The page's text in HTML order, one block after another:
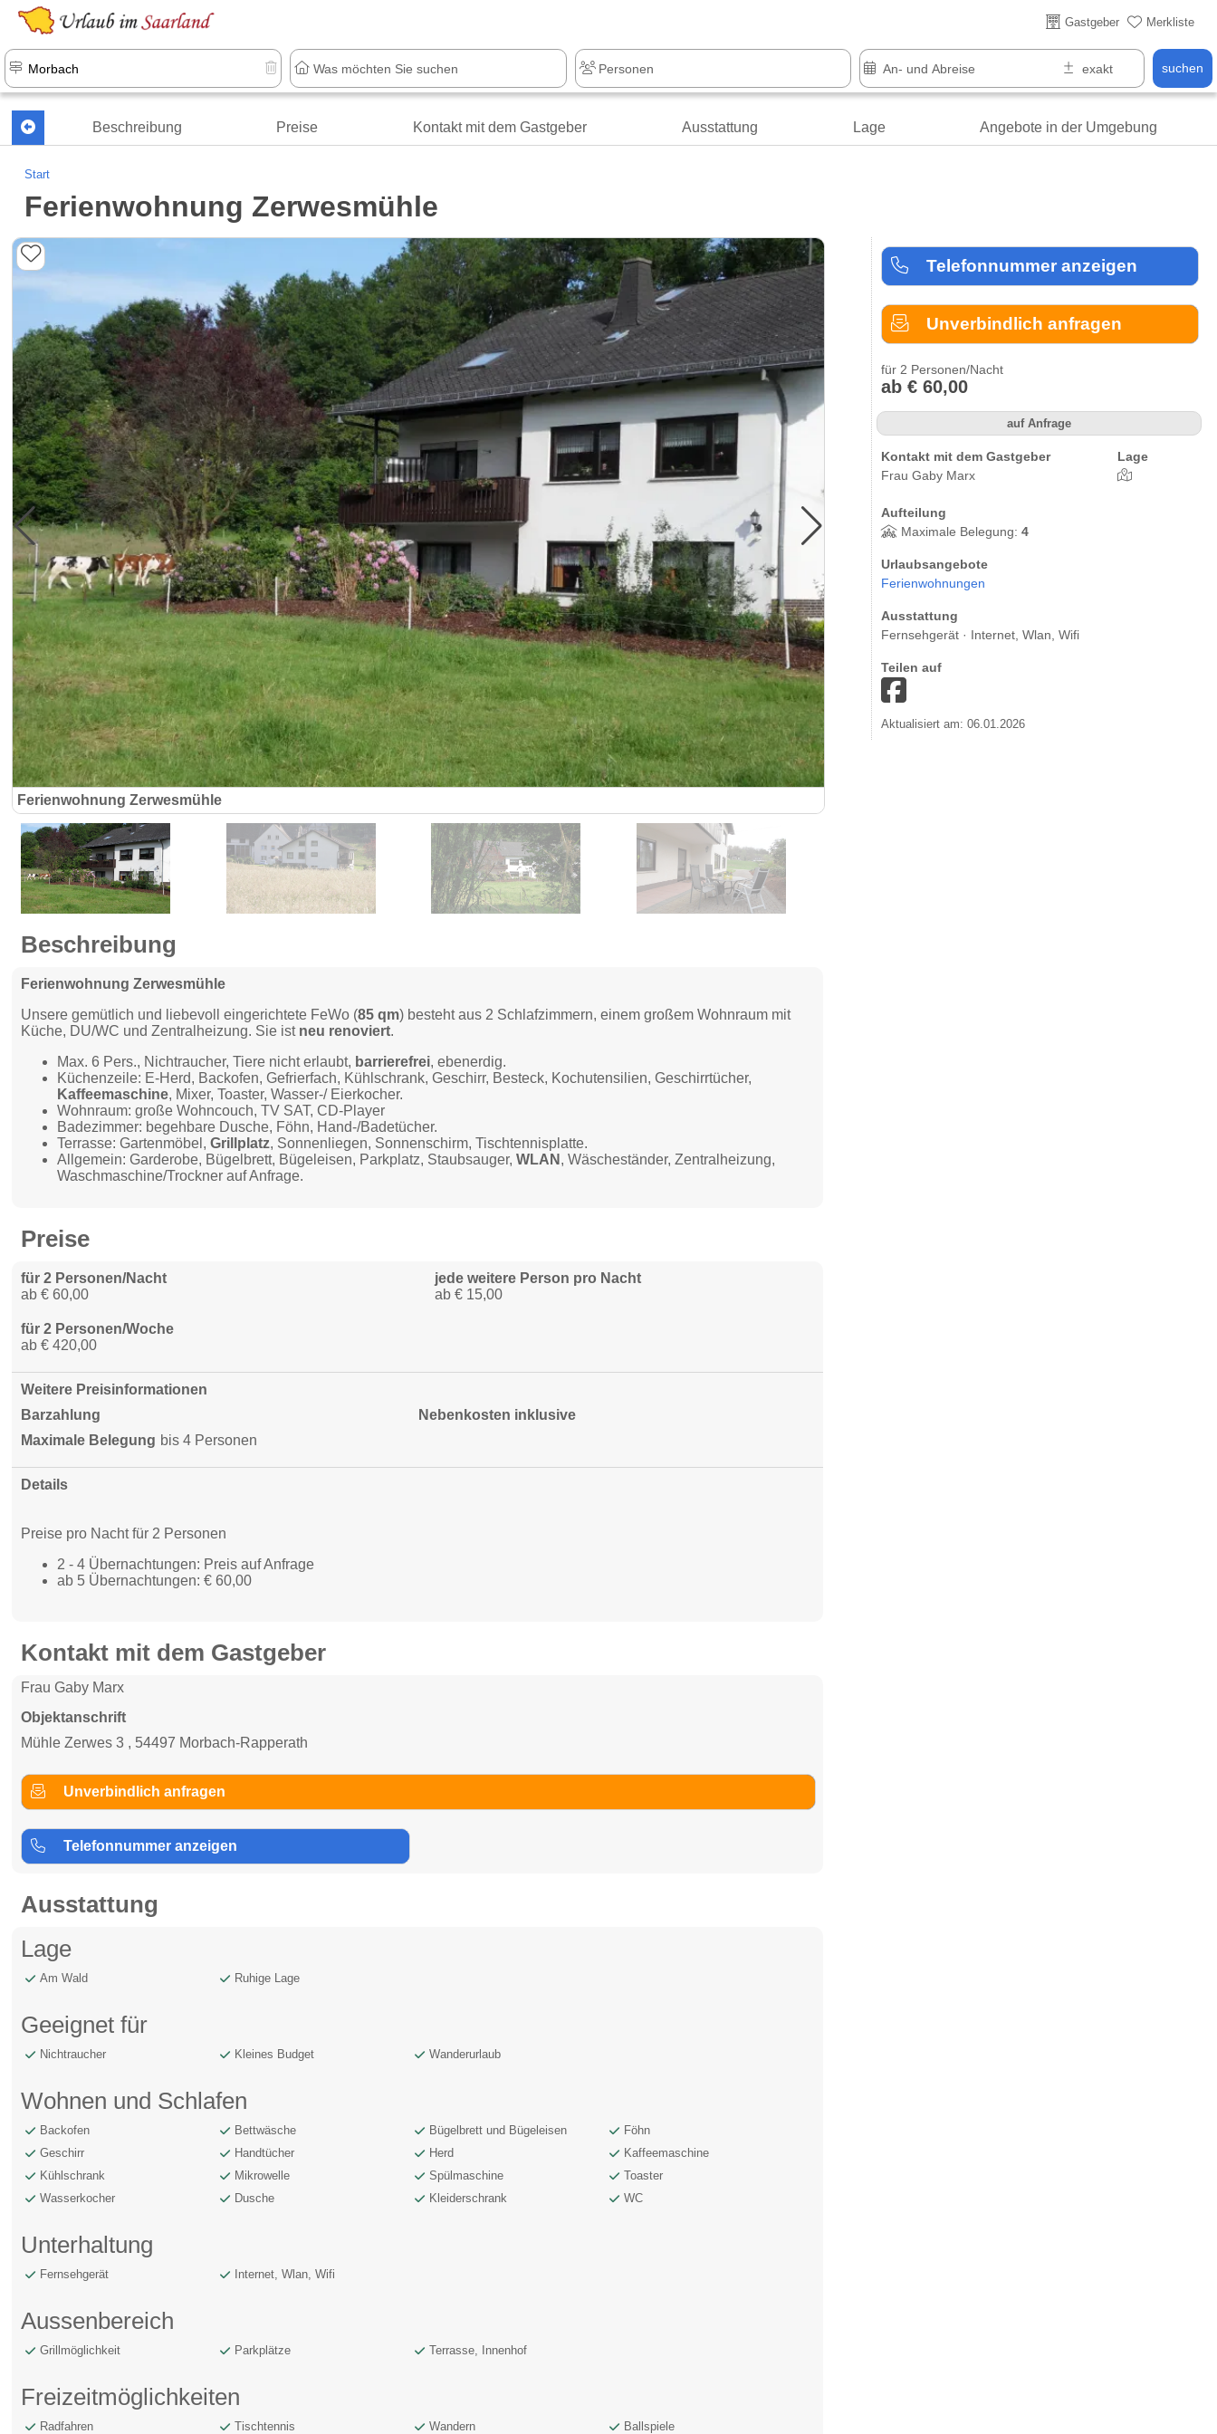
Gastgeber Merkliste
suchen
Beschreibung Preise Kontakt mit dem Gastgeber Ausstattung Lage Angebote in der Umgebung
Start
Ferienwohnung Zerwesmühle
Ferienwohnung Zerwesmühle
Telefonnummer anzeigen
Unverbindlich anfragen
für 2 Personen/Nacht
ab € 60,00
auf Anfrage
Kontakt mit dem Gastgeber
Frau Gaby Marx
Lage
Aufteilung
Maximale Belegung: 4
Urlaubsangebote
Ferienwohnungen
Ausstattung
Fernsehgerät · Internet, Wlan, Wifi
Teilen auf
Aktualisiert am: 06.01.2026
Beschreibung
Ferienwohnung Zerwesmühle
Unsere gemütlich und liebevoll eingerichtete FeWo (85 qm) besteht aus 2 Schlafzimmern, einem großem Wohnraum mit
Küche, DU/WC und Zentralheizung. Sie ist neu renoviert.
Max. 6 Pers., Nichtraucher, Tiere nicht erlaubt, barrierefrei, ebenerdig.
Küchenzeile: E-Herd, Backofen, Gefrierfach, Kühlschrank, Geschirr, Besteck, Kochutensilien, Geschirrtücher,
Kaffeemaschine, Mixer, Toaster, Wasser-/ Eierkocher.
Wohnraum: große Wohncouch, TV SAT, CD-Player
Badezimmer: begehbare Dusche, Föhn, Hand-/Badetücher.
Terrasse: Gartenmöbel,Grillplatz, Sonnenliegen, Sonnenschirm, Tischtennisplatte.
Allgemein: Garderobe, Bügelbrett, Bügeleisen, Parkplatz, Staubsauger,WLAN , Wäscheständer, Zentralheizung,
Waschmaschine/Trockner auf Anfrage.
Preise
für 2 Personen/Nacht
ab € 60,00
jede weitere Person pro Nacht
ab € 15,00
für 2 Personen/Woche
ab € 420,00
Weitere Preisinformationen
Barzahlung
Nebenkosten inklusive
Maximale Belegung bis 4 Personen
Details
Preise pro Nacht für 2 Personen
2 - 4 Übernachtungen: Preis auf Anfrage
ab 5 Übernachtungen: € 60,00
Kontakt mit dem Gastgeber
Frau Gaby Marx
Objektanschrift
Mühle Zerwes 3 , 54497 Morbach-Rapperath
Unverbindlich anfragen
Telefonnummer anzeigen
Ausstattung
Lage
Am Wald Ruhige Lage
Geeignet für
Nichtraucher Kleines Budget Wanderurlaub
Wohnen und Schlafen
Backofen Bettwäsche Bügelbrett und Bügeleisen
Föhn
Geschirr
Handtücher Herd
Kaffeemaschine
Kühlschrank
Mikrowelle Spülmaschine
Toaster
Wasserkocher
Dusche Kleiderschrank WC
Unterhaltung
Fernsehgerät Internet, Wlan, Wifi
Aussenbereich
Grillmöglichkeit Parkplätze Terrasse, Innenhof
Freizeitmöglichkeiten
Radfahren Tischtennis Wandern
Ballspiele